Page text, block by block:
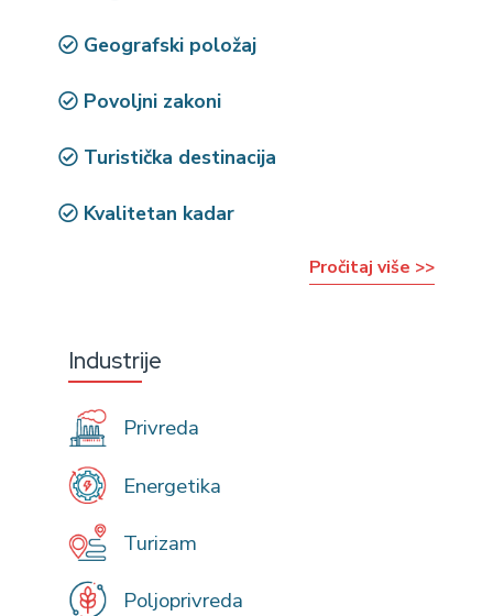
Geografski položaj
Povoljni zakoni
Turistička destinacija
Kvalitetan kadar
Pročitaj više >>
Industrije
Privreda
Energetika
Turizam
Poljoprivreda